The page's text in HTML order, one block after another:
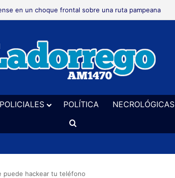
sábado en el vivero un taller de cerveza artesanal
POLICIALES POLÍTICA NECROLÓGICAS
Buscar
puede hackear tu teléfono